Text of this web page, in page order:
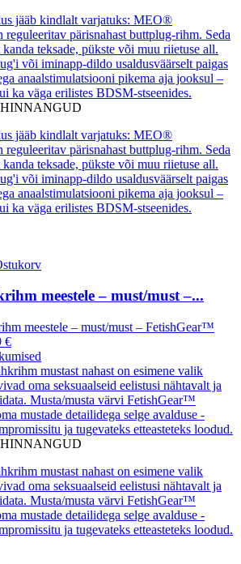
jääb kindlalt varjatuks: MEO®
pärisnahast buttplug-rihm. Seda
kanda teksade, pükste või muu riietuse all.
või iminapp-dildo usaldusväärselt paigas
anaalstimulatsiooni pikema aja jooksul –
ka väga erilistes BDSM-stseenides.
jääb kindlalt varjatuks: MEO®
pärisnahast buttplug-rihm. Seda
kanda teksade, pükste või muu riietuse all.
või iminapp-dildo usaldusväärselt paigas
anaalstimulatsiooni pikema aja jooksul –
ka väga erilistes BDSM-stseenides.
meestele – must/must –...
€
mustast nahast on esimene valik
oma seksuaalseid eelistusi nähtavalt ja
Musta/musta värvi FetishGear™
mustade detailidega selge avalduse -
ja tugevateks etteasteteks loodud.
mustast nahast on esimene valik
oma seksuaalseid eelistusi nähtavalt ja
Musta/musta värvi FetishGear™
mustade detailidega selge avalduse -
ja tugevateks etteasteteks loodud.